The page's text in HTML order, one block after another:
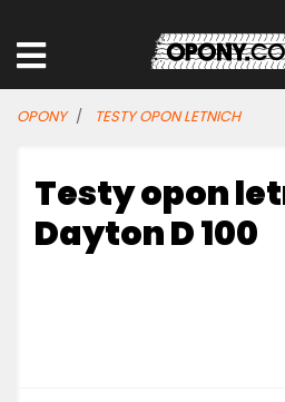
OPONY TESTY OPON LETNICH
Testy opon
Dayton D 100